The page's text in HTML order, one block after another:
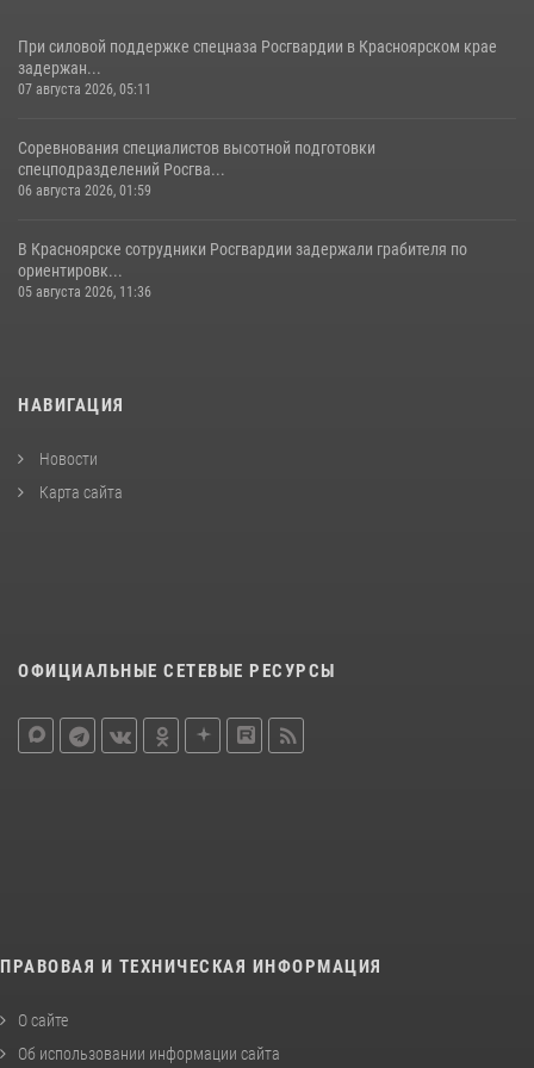
При силовой поддержке спецназа Росгвардии в Красноярском крае
задержан...
07 августа 2026, 05:11
Соревнования специалистов высотной подготовки
спецподразделений Росгва...
06 августа 2026, 01:59
В Красноярске сотрудники Росгвардии задержали грабителя по
ориентировк...
05 августа 2026, 11:36
НАВИГАЦИЯ
Новости
Карта сайта
ОФИЦИАЛЬНЫЕ СЕТЕВЫЕ РЕСУРСЫ
ПРАВОВАЯ И ТЕХНИЧЕСКАЯ ИНФОРМАЦИЯ
О сайте
Об использовании информации сайта